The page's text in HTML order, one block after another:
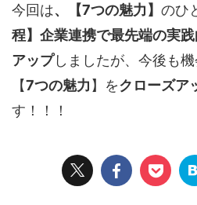
今回は、【7つの魅力】 のひ
程】企業連携で最先端の実践
アップしましたが、今後も機
【7つの魅力 】をクローズア
す！！！